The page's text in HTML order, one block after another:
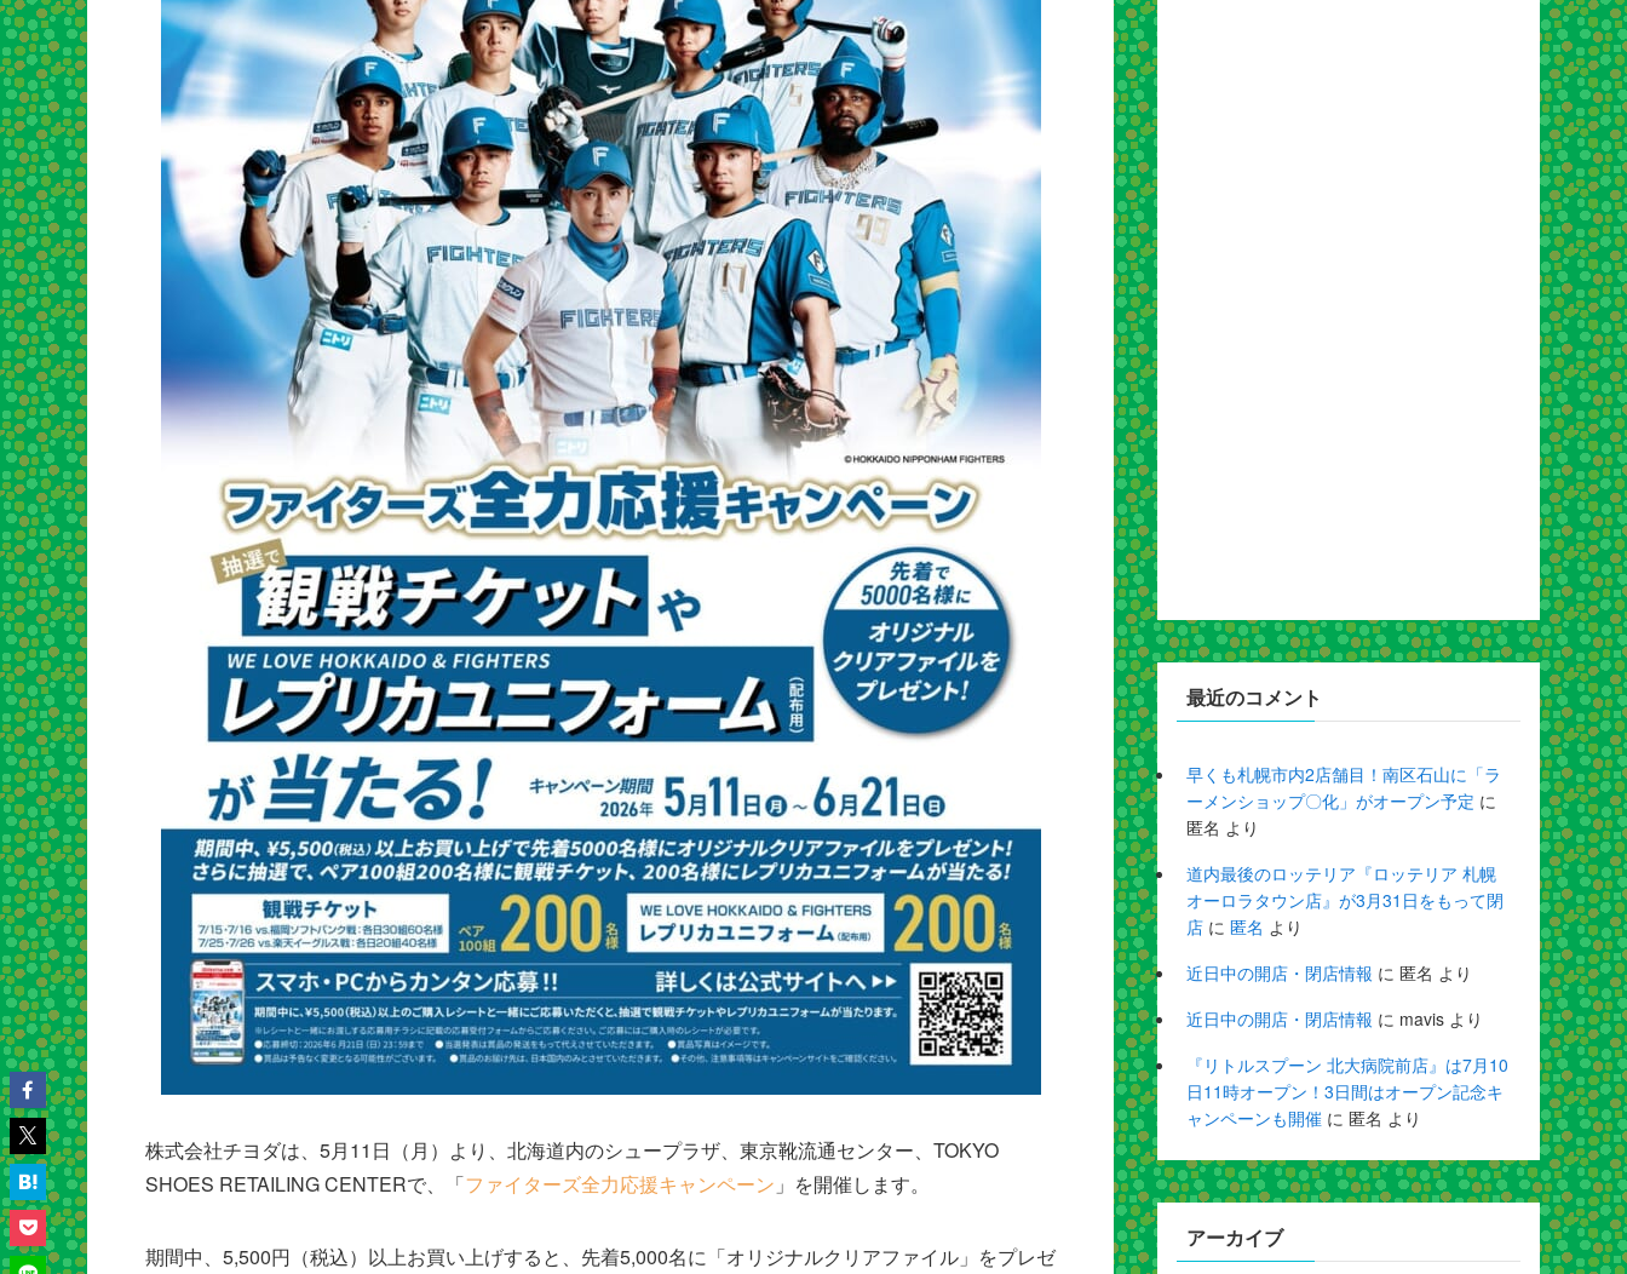
株式会社チヨダは、5月11日（月）より、北海道内のシュープラザ、東京靴流通センター、TOKYO
SHOES RETAILING CENTERで、「ファイターズ全力応援キャンペーン 」を開催します。
期間中、5,500円（税込）以上お買い上げすると、先着5,000名に「オリジナルクリアファイル」をプレゼ
最近のコメント
早くも札幌市内2店舗目！南区石山に「ラ
ーメンショップ〇化」がオープン予定 に
匿名 より
道内最後のロッテリア『ロッテリア 札幌
オーロラタウン店』が3月31日をもって閉
店 に 匿名 より
近日中の開店・閉店情報 に 匿名 より
近日中の開店・閉店情報 に mavis より
『リトルスプーン 北大病院前店』は7月10
日11時オープン！3日間はオープン記念キ
ャンペーンも開催 に 匿名 より
アーカイブ